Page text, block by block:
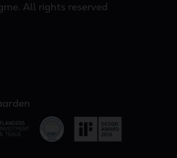
All rights reserved